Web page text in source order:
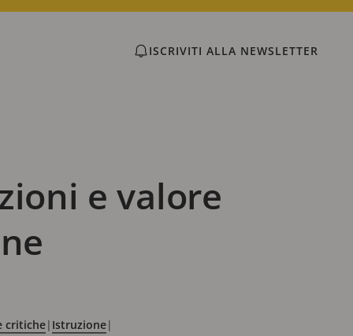
ISCRIVITI ALLA NEWSLETTER
e valore
critiche| Istruzione|